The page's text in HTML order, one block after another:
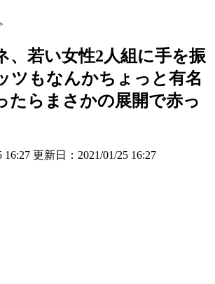
、若い女性2人組に手を振
ツもなんかちょっと有名
たらまさかの展開で赤っ
更新日： 2021/01/25 16:27